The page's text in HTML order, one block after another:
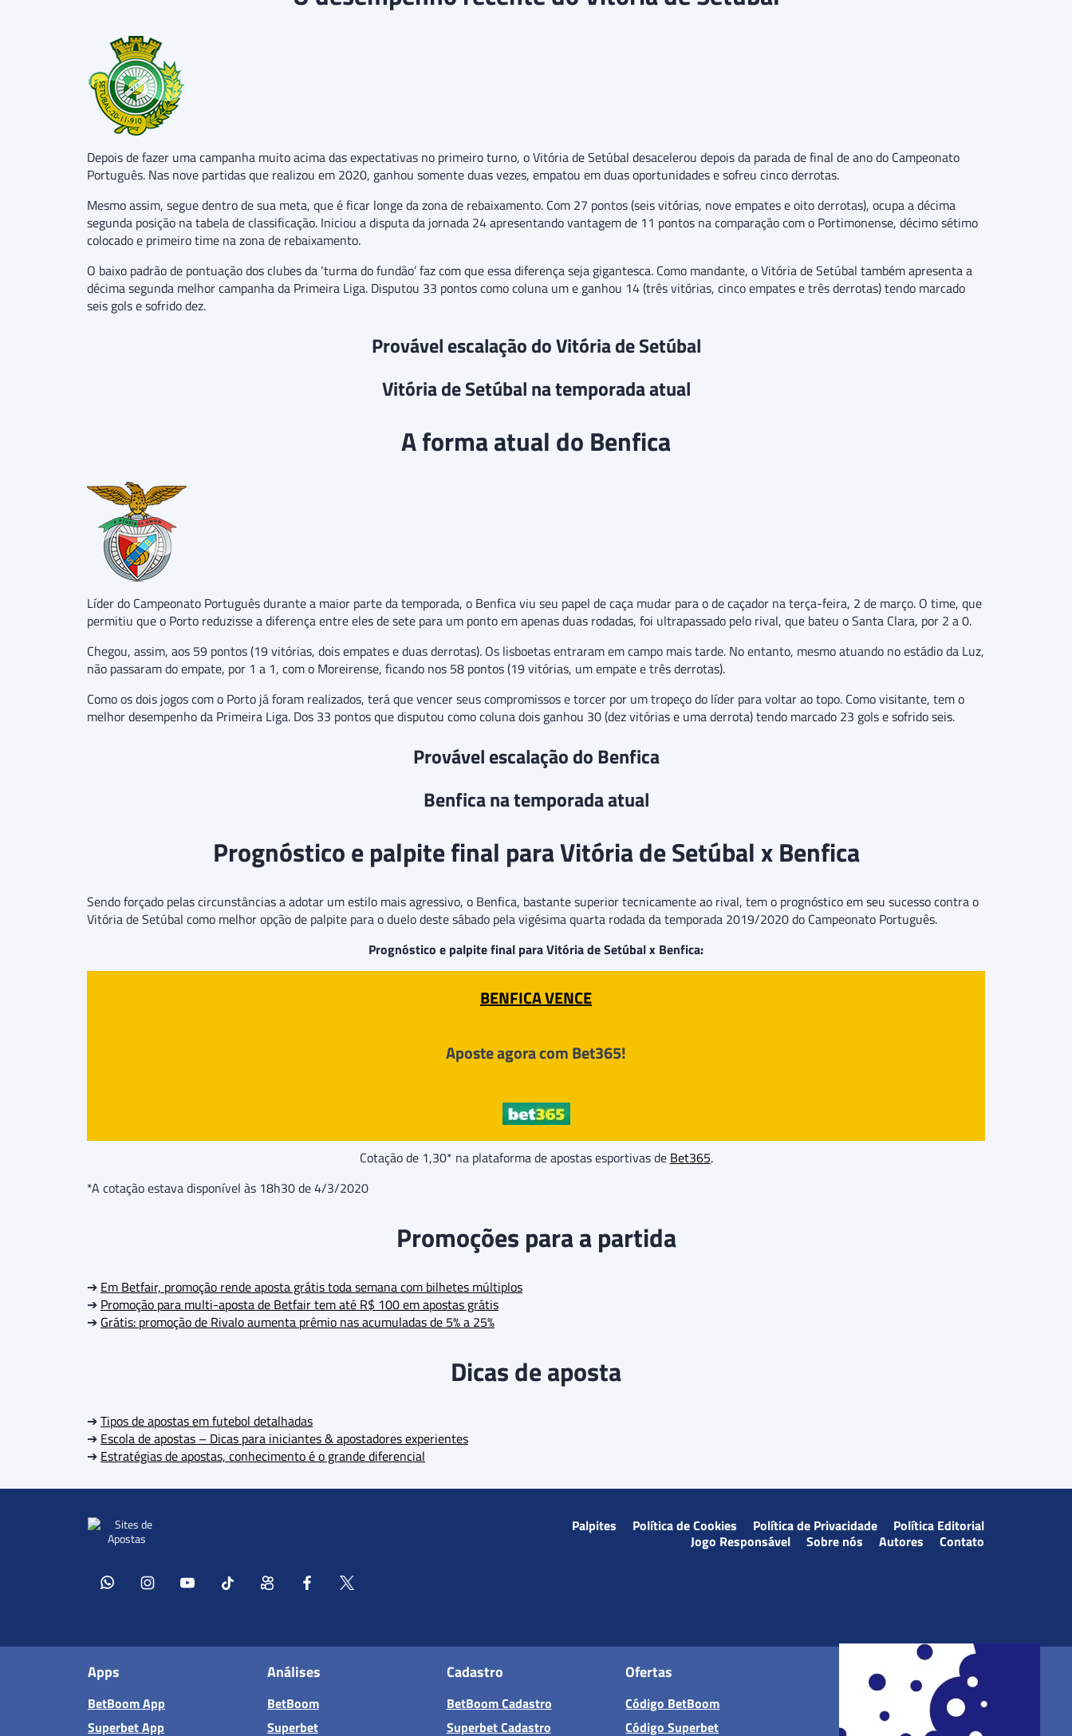
Depois de fazer uma campanha muito acima das expectativas no primeiro turno, o Vitória de Setúbal desacelerou depois da parada de final de ano do Campeonato
Português. Nas nove partidas que realizou em 2020, ganhou somente duas vezes, empatou em duas oportunidades e sofreu cinco derrotas.
Mesmo assim, segue dentro de sua meta, que é ficar longe da zona de rebaixamento. Com 27 pontos (seis vitórias, nove empates e oito derrotas), ocupa a décima
segunda posição na tabela de classificação. Iniciou a disputa da jornada 24 apresentando vantagem de 11 pontos na comparação com o Portimonense, décimo sétimo
colocado e primeiro time na zona de rebaixamento.
O baixo padrão de pontuação dos clubes da ‘turma do fundão’ faz com que essa diferença seja gigantesca. Como mandante, o Vitória de Setúbal também apresenta a
décima segunda melhor campanha da Primeira Liga. Disputou 33 pontos como coluna um e ganhou 14 (três vitórias, cinco empates e três derrotas) tendo marcado
seis gols e sofrido dez.
Provável escalação do Vitória de Setúbal
Vitória de Setúbal na temporada atual
A forma atual do Benfica
Líder do Campeonato Português durante a maior parte da temporada, o Benfica viu seu papel de caça mudar para o de caçador na terça-feira, 2 de março. O time, que
permitiu que o Porto reduzisse a diferença entre eles de sete para um ponto em apenas duas rodadas, foi ultrapassado pelo rival, que bateu o Santa Clara, por 2 a 0.
Chegou, assim, aos 59 pontos (19 vitórias, dois empates e duas derrotas). Os lisboetas entraram em campo mais tarde. No entanto, mesmo atuando no estádio da Luz,
não passaram do empate, por 1 a 1, com o Moreirense, ficando nos 58 pontos (19 vitórias, um empate e três derrotas).
Como os dois jogos com o Porto já foram realizados, terá que vencer seus compromissos e torcer por um tropeço do líder para voltar ao topo. Como visitante, tem o
melhor desempenho da Primeira Liga. Dos 33 pontos que disputou como coluna dois ganhou 30 (dez vitórias e uma derrota) tendo marcado 23 gols e sofrido seis.
Provável escalação do Benfica
Benfica na temporada atual
Prognóstico e palpite final para Vitória de Setúbal x Benfica
Sendo forçado pelas circunstâncias a adotar um estilo mais agressivo, o Benfica, bastante superior tecnicamente ao rival, tem o prognóstico em seu sucesso contra o
Vitória de Setúbal como melhor opção de palpite para o duelo deste sábado pela vigésima quarta rodada da temporada 2019/2020 do Campeonato Português.
Prognóstico e palpite final para Vitória de Setúbal x Benfica:
BENFICA VENCE
Aposte agora com Bet365!
Cotação de 1,30* na plataforma de apostas esportivas de Bet365.
*A cotação estava disponível às 18h30 de 4/3/2020
Promoções para a partida
➔ Em Betfair, promoção rende aposta grátis toda semana com bilhetes múltiplos
➔ Promoção para multi-aposta de Betfair tem até R$ 100 em apostas grátis
➔ Grátis: promoção de Rivalo aumenta prêmio nas acumuladas de 5% a 25%
Dicas de aposta
➔Tipos de apostas em futebol detalhadas
➔ Escola de apostas – Dicas para iniciantes & apostadores experientes
➔ Estratégias de apostas, conhecimento é o grande diferencial
Palpites Política de Cookies Política de Privacidade
Política Editorial
Jogo Responsável
Sobre nós Autores Contato
Apps
BetBoom App
Superbet App
Análises
BetBoom
Superbet
Cadastro
BetBoom Cadastro
Superbet Cadastro
Ofertas
Código BetBoom
Código Superbet